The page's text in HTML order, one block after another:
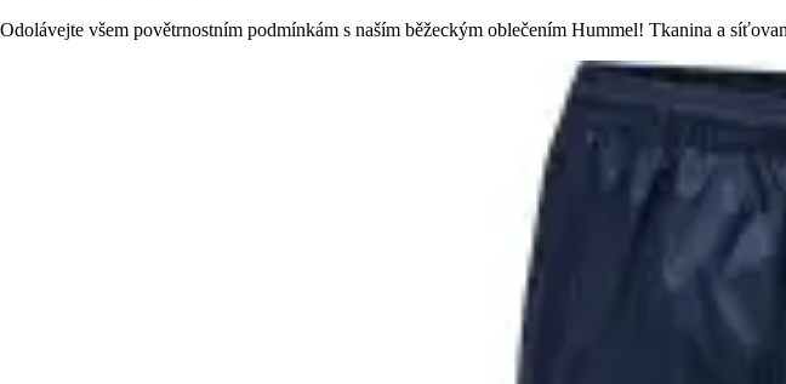
Odolávejte všem povětrnostním podmínkám s naším běžeckým oblečením Hummel! Tkanina a